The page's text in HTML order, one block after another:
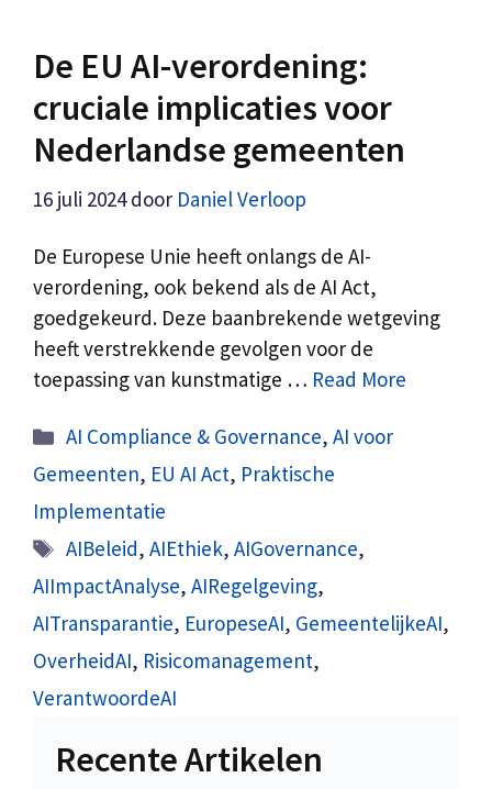
De EU AI-verordening:
cruciale implicaties voor
Nederlandse gemeenten
16 juli 2024 door Daniel Verloop
De Europese Unie heeft onlangs de AI-
verordening, ook bekend als de AI Act,
goedgekeurd. Deze baanbrekende wetgeving
heeft verstrekkende gevolgen voor de
toepassing van kunstmatige … Read More
Categorieën
AI Compliance & Governance,AI voor
Gemeenten, EU AI Act, Praktische
Implementatie
Tags
AIBeleid,AIEthiek,AIGovernance,
AIImpactAnalyse, AIRegelgeving,
AITransparantie, EuropeseAI, GemeentelijkeAI,
OverheidAI, Risicomanagement,
VerantwoordeAI
Recente Artikelen